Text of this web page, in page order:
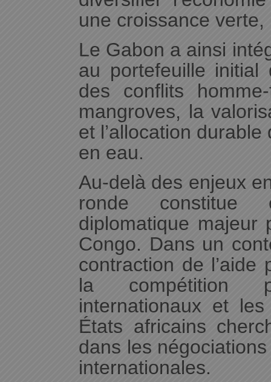
une croissance
Le Gabon a ainsi
au portefeuille
des conflits
mangroves, la
et l’allocation
en eau.
Au-delà des enjeux
ronde constitue
diplomatique
Congo. Dans un
contraction de l’aide
la compétition
internationaux et
États africains
dans les
internationales.